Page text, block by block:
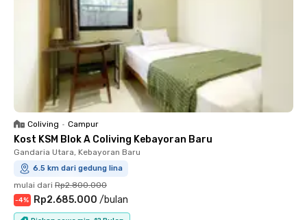
Coliving • Campur
Kost KSM Blok A Coliving Kebayoran Baru
Gandaria Utara, Kebayoran Baru
6.5 km dari gedung lina
mulai dari Rp2.800.000
-4% Rp2.685.000 /bulan